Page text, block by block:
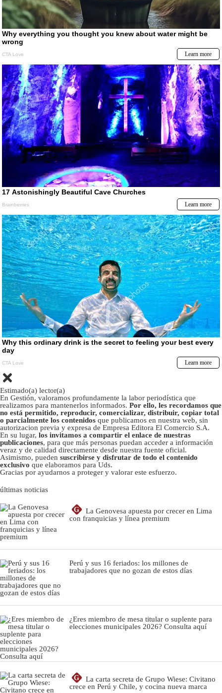
Estimado(a) lector(a)
En Gestión, valoramos profundamente la labor periodística que
realizamos para mantenerlos informados. Por ello, les recordamos que
no está permitido, reproducir, comercializar, distribuir, copiar total
o parcialmente los contenidos que publicamos en nuestra web, sin
autorizacion previa y expresa de Empresa Editora El Comercio S.A.
En su lugar, los invitamos a compartir el enlace de nuestras
publicaciones, para que más personas puedan acceder a información
veraz y de calidad directamente desde nuestra fuente oficial.
Asimismo, pueden suscribirse y disfrutar de todo el contenido
exclusivo que elaboramos para Uds.
Gracias por ayudarnos a proteger y valorar este esfuerzo.
últimas noticias
G
La Genovesa apuesta por crecer en Lima
con franquicias y línea premium
Perú y sus 16 feriados: los millones de
trabajadores que no gozan de estos días
¿Eres miembro de mesa titular o suplente para
elecciones municipales 2026? Consulta aquí
G
La carta secreta de Grupo Wiese: Civitano
crece en Perú y Chile, y cocina nueva marca